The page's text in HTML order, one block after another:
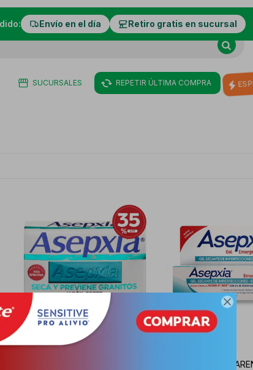

Envío en el día Retiro gratis en sucursal
SUCURSALES REPETIR ÚLTIMA COMPRA